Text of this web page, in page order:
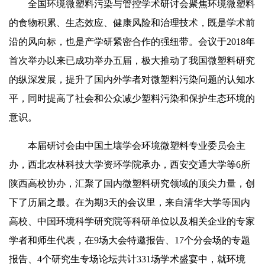
全国环境微塑料污染与管控学术研讨会聚焦环境微塑料
的食物积累、生态效应、健康风险和治理技术，既是学术前
沿的风向标，也是产学研紧密合作的强纽带。会议于2018年
首次举办以来已成功举办五届，极大推动了我国微塑料研究
的纵深发展，提升了国内外学者对微塑料污染问题的认知水
平，同时提高了社会和公众减少塑料污染和保护生态环境的
意识。
本届研讨会由中国土壤学会环境微塑料专业委员会主
办，西北农林科技大学资环学院承办，西安交通大学等6所
陕西高校协办，汇聚了国内微塑料研究领域的顶尖力量，创
下了历届之最。在为期3天的会议里，来自清华大学等国内
高校、中国环境科学研究院等科研单位以及相关企业的专家
学者和师生代表，在9场大会特邀报告、17个分会场的专题
报告、4个研究生专场论坛共计331场学术盛宴中，就环境